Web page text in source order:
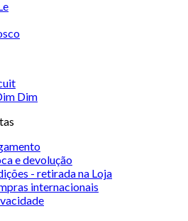
Dim
e devolução
- retirada na Loja
internacionais